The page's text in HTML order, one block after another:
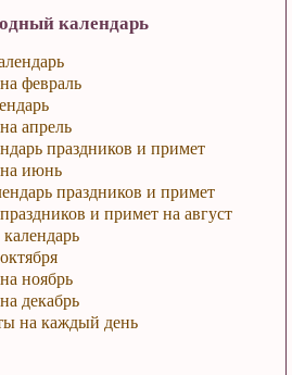
календарь
февраль
апрель
праздников и примет
июнь
праздников и примет
и примет на август
ноябрь
декабрь
на каждый день